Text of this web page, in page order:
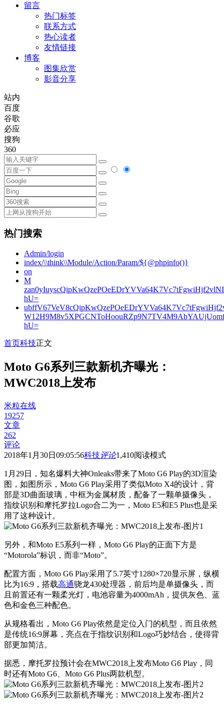
留言
热门标签
联系方式
热心读者
友情链接
博客
图集欣赏
影音分享
站内
百度
谷歌
必应
搜狗
360
热门搜索
Admin/login
index/\\think\\Module/Action/Param/${@phpinfo()}
on
M
hU=
hU=
首页科技正文
Moto G6系列三款新机齐曝光：
MWC2018上发布
米粒在线
19257
文章
262
评论
2018年1月30日09:05:56科技评论1,410阅读模式
1月29日，知名爆料大神Onleaks带来了Moto G6 Play的3D渲染
图，如图所示，Moto G6 Play采用了类似Moto X4的设计，背
部是3D曲面玻璃，中框为金属材质，配备了一颗单摄像头，
指纹识别和摩托罗拉Logo合二为一，Moto E5和E5 Plus也是采
用了这种设计。
另外，和Moto E5系列一样，Moto G6 Play的正面下方是
“Motorola”标识，而非“Moto”。
配置方面，Moto G6 Play采用了5.7英寸1280×720显示屏，纵横
比为16:9，搭载高通骁龙430处理器，前后均是单摄像头，而
且前置还有一颗柔光灯，电池容量为4000mAh，提供灰色、蓝
色和金色三种配色。
从规格看出，Moto G6 Play依然是定位入门的机型，而且依然
是传统16:9屏幕，亮点在于指纹识别和Logo巧妙结合，使得背
部更加简洁。
据悉，摩托罗拉预计会在MWC2018上发布Moto G6 Play，同
时还有Moto G6、Moto G6 Plus两款机型。